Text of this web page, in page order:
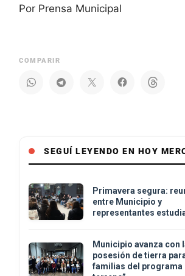
Por Prensa Municipal
COMPARIR
SEGUÍ LEYENDO EN HOY
Primavera segura:
entre Municipio y
representantes
Municipio avanza con
posesión de tierra
familias del programa